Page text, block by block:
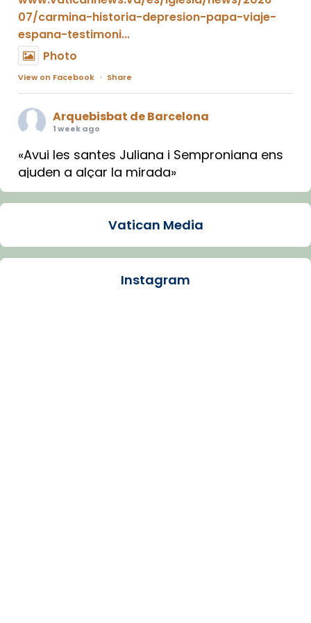
07/carmina-historia-depresion-papa-viaje-
espana-testimoni...
Photo
View on Facebook · Share
Arquebisbat de Barcelona
1 week ago
«Avui les santes Juliana i Semproniana ens
ajuden a alçar la mirada»
Mons. Sergi Gordo, bisbe de Tortosa, ha
Santes de Mataró.
🔗tinyurl.com/cvu5jmbk
Vatican Media
Instagram